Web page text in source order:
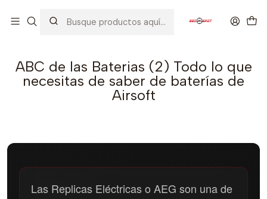
ABC de las Baterias (2) Todo lo que necesitas de saber de
baterías de Airsoft
ABC de las Baterias (2) Todo lo que
necesitas de saber de baterías de
Airsoft
Las Replicas Eléctricas o AEG son una de